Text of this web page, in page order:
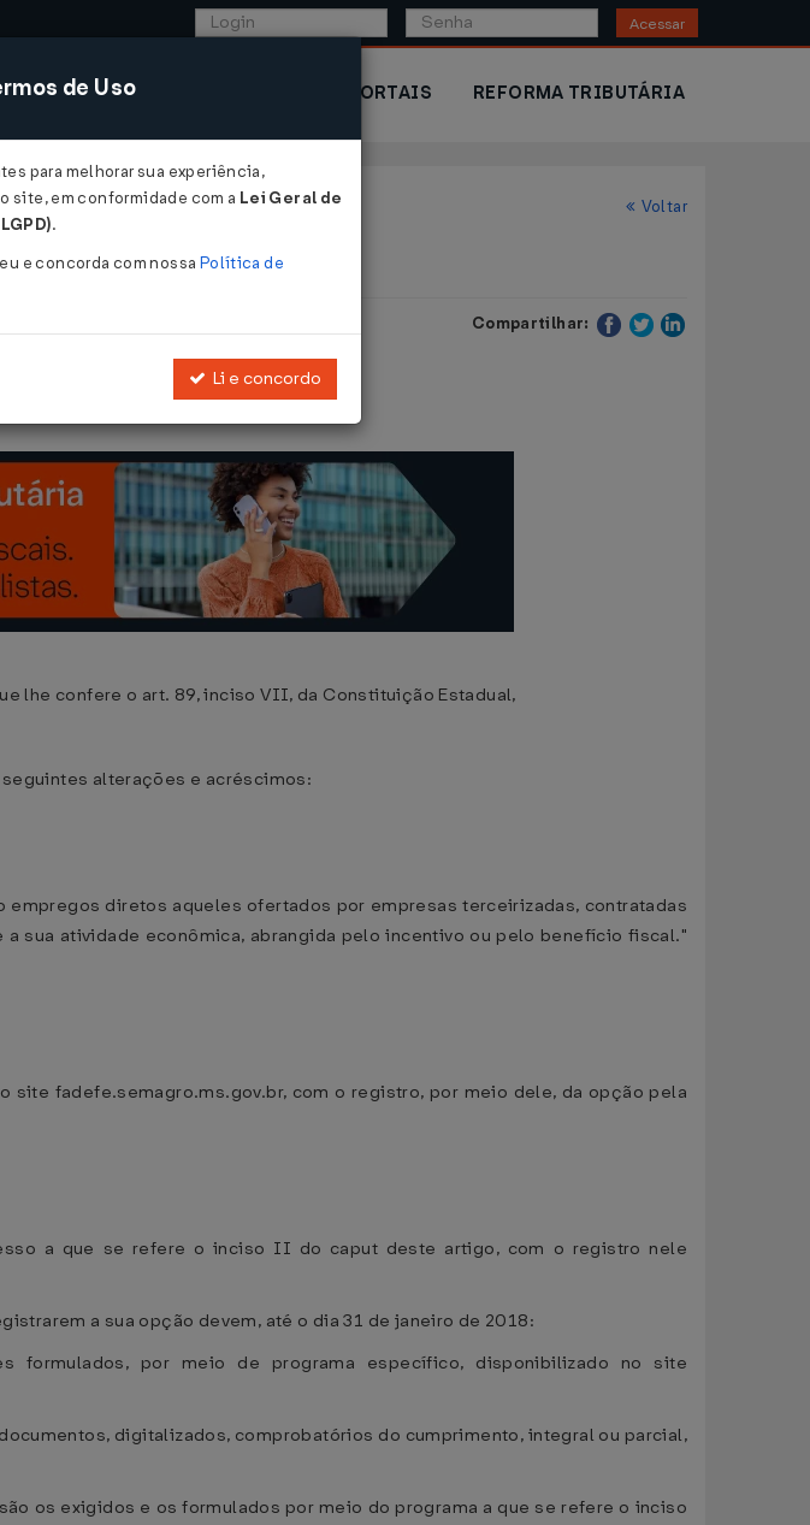
Acessar
COMÉRCIO EXTERIOR PORTAIS REFORMA TRIBUTÁRIA
Voltar
Compartilhar:
nº 14.882, de 17 de novembro de 2017.
lhe confere o art. 89, inciso VII, da Constituição Estadual,
seguintes alterações e acréscimos:
diretos aqueles ofertados por empresas terceirizadas, contratadas
sua atividade econômica, abrangida pelo incentivo ou pelo benefício fiscal."
fadefe.semagro.ms.gov.br, com o registro, por meio dele, da opção pela
a que se refere o inciso II do caput deste artigo, com o registro nele
a sua opção devem, até o dia 31 de janeiro de 2018:
por meio de programa específico, disponibilizado no site
digitalizados, comprobatórios do cumprimento, integral ou parcial,
os exigidos e os formulados por meio do programa a que se refere o inciso
de Uso
para melhorar sua experiência,
site, em conformidade com a Lei Geral de
.
e concorda com nossa Política de
Li e concordo